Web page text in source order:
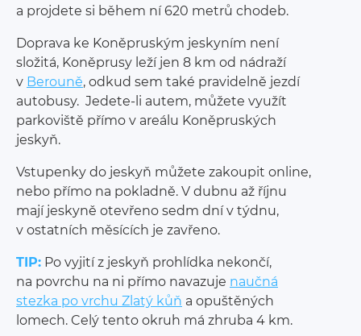
a projdete si během ní 620 metrů chodeb.
Doprava ke Koněpruským jeskyním není
složitá, Koněprusy leží jen 8 km od nádraží
v Berouně, odkud sem také pravidelně jezdí
autobusy. Jedete-li autem, můžete využít
parkoviště přímo v areálu Koněpruských
jeskyň.
Vstupenky do jeskyň můžete zakoupit online,
nebo přímo na pokladně. V dubnu až říjnu
mají jeskyně otevřeno sedm dní v týdnu,
v ostatních měsících je zavřeno.
TIP: Po vyjití z jeskyň prohlídka nekončí,
na povrchu na ni přímo navazuje naučná
stezka po vrchu Zlatý kůň a opuštěných
lomech. Celý tento okruh má zhruba 4 km.